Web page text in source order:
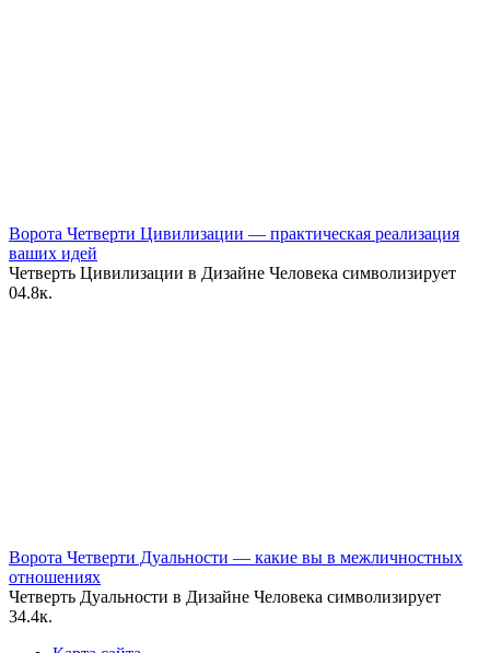
Ворота Четверти Цивилизации — практическая реализация
ваших идей
Четверть Цивилизации в Дизайне Человека символизирует
04.8к.
Ворота Четверти Дуальности — какие вы в межличностных
отношениях
Четверть Дуальности в Дизайне Человека символизирует
34.4к.